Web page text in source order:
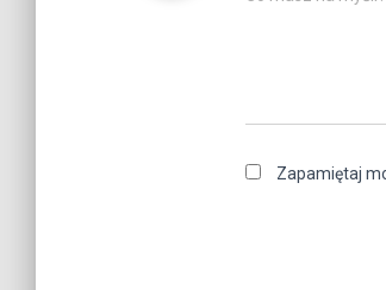
Zapamiętaj